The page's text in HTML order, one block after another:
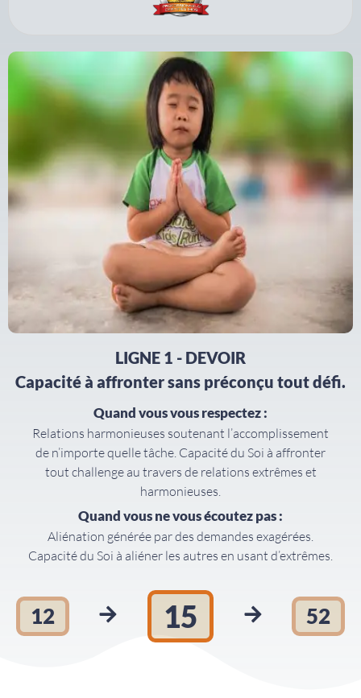
LIGNE 1 - DEVOIR
Capacité à affronter sans préconçu tout défi.
Quand vous vous respectez :
Relations harmonieuses soutenant l’accomplissement
de n’importe quelle tâche. Capacité du Soi à affronter
tout challenge au travers de relations extrêmes et
harmonieuses.
Quand vous ne vous écoutez pas :
Aliénation générée par des demandes exagérées.
Capacité du Soi à aliéner les autres en usant d’extrêmes.
12 15 52